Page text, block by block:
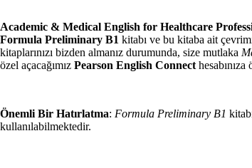
Academic & Medical English for Healthcare
Formula Preliminary B1 kitabı ve bu kitaba ait
kitaplarınızı bizden almanız durumunda, size mutlaka
özel açacağımız Pearson English Connect
Önemli Bir Hatırlatma: Formula Preliminary B1
kullanılabilmektedir.